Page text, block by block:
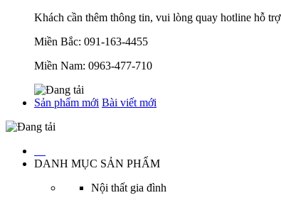
Khách cần thêm thông tin, vui lòng quay hotline hỗ trợ
Miền Bắc: 091-163-4455
Miền Nam: 0963-477-710
Sản phẩm mới Bài viết mới
DANH MỤC SẢN PHẨM
Nội thất gia đình